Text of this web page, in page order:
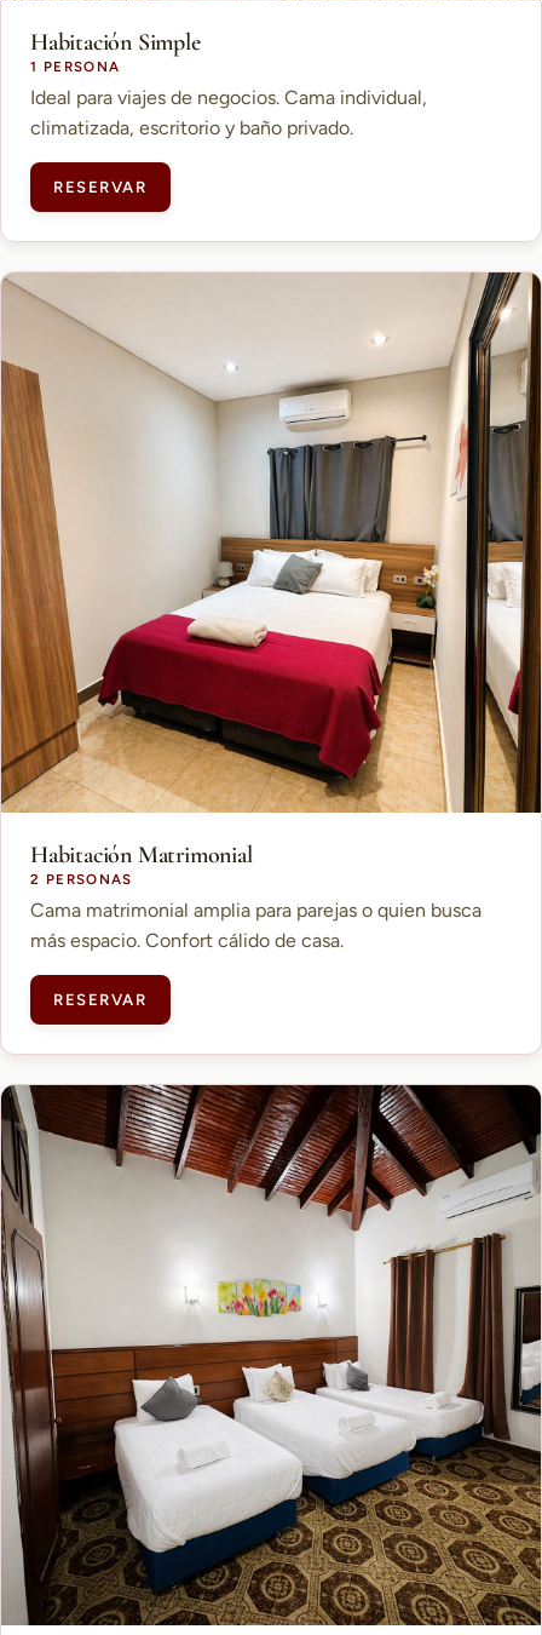
Habitación Simple
1 PERSONA
Ideal para viajes de negocios. Cama individual,
climatizada, escritorio y baño privado.
RESERVAR
Habitación Matrimonial
2 PERSONAS
Cama matrimonial amplia para parejas o quien busca
más espacio. Confort cálido de casa.
RESERVAR